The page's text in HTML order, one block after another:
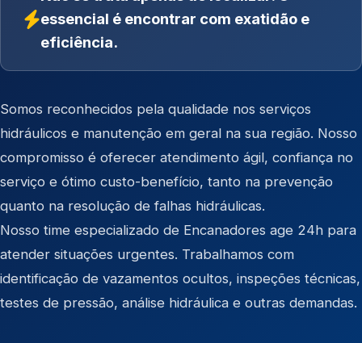
essencial é encontrar com exatidão e
eficiência.
Somos reconhecidos pela qualidade nos serviços
hidráulicos e manutenção em geral na sua região. Nosso
compromisso é oferecer atendimento ágil, confiança no
serviço e ótimo custo-benefício, tanto na prevenção
quanto na resolução de falhas hidráulicas.
Nosso time especializado de Encanadores age 24h para
atender situações urgentes. Trabalhamos com
identificação de vazamentos ocultos, inspeções técnicas,
testes de pressão, análise hidráulica e outras demandas.